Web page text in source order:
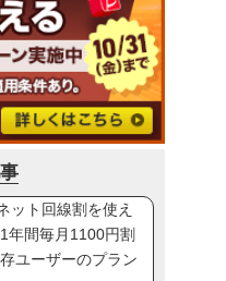
ット回線割を使え
年間毎月1100円割
ユーザーのプラン